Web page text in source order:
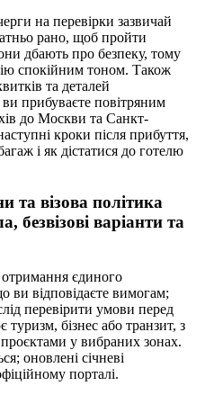
на перевірки зазвичай
рано, щоб пройти
дбають про безпеку, тому
спокійним тоном. Також
та деталей
прибуваєте повітряним
до Москви та Санкт-
кроки після прибуття,
і як дістатися до готелю
та візова політика
безвізові варіанти та
єдиного
ви відповідаєте вимогам;
перевірити умови перед
бізнес або транзит, з
у вибраних зонах.
оновлені січневі
порталі.